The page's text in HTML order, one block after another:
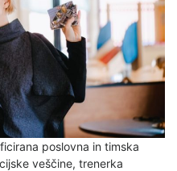
poslovna in timska
veščine, trenerka